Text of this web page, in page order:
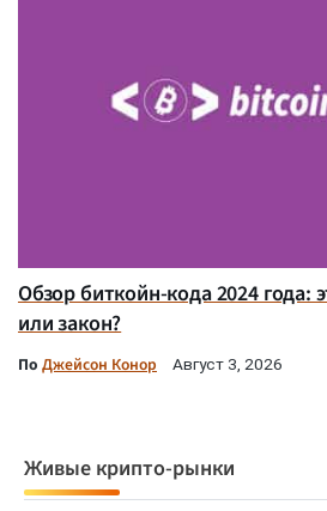
Обзор биткойн-кода 2024 года:
или закон?
По Джейсон Конор Август 3, 2026
Живые крипто-рынки